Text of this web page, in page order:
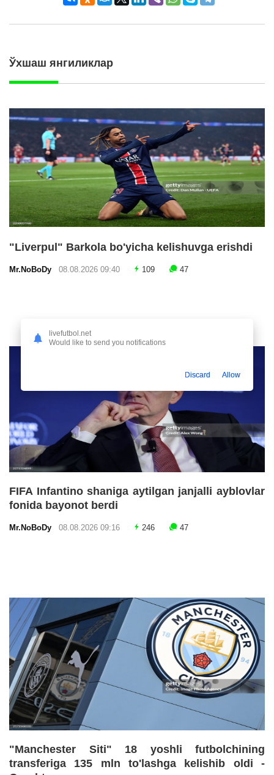
Ўхшаш янгиликлар
"Liverpul" Barkola bo'yicha kelishuvga erishdi
Mr.NoBoDy 08.08.2026 09:40 109 47
FIFA Infantino shaniga aytilgan janjalli ayblovlar
fonida bayonot berdi
Mr.NoBoDy 08.08.2026 09:16 246 47
"Manchester Siti" 18 yoshli futbolchining
transferiga 135 mln to'lashga kelishib oldi -
livefutbol.net
Would like to send you notifications
Discard Allow